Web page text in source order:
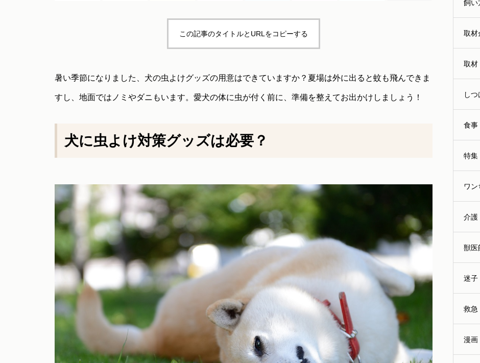
この記事のタイトルとURLをコピーする
暑い季節になりました、犬の虫よけグッズの用意はできていますか？夏場は外に出ると蚊も飛んできま
すし、地面ではノミやダニもいます。愛犬の体に虫が付く前に、準備を整えてお出かけしましょう！
犬に虫よけ対策グッズは必要？
飼い
取材
取材
しつ
食事
特集
ワン
介護
獣医
迷子
救急
漫画